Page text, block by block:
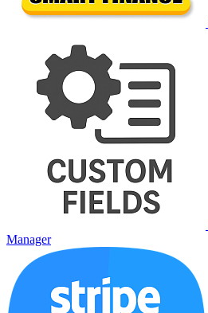
Manager